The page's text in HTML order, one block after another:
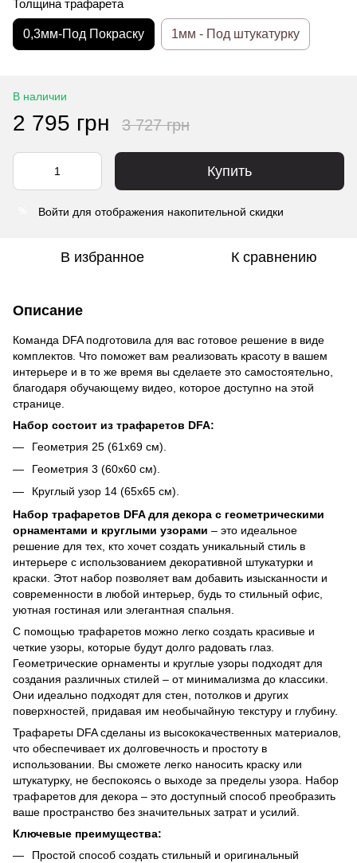
Толщина трафарета
0,3мм-Под Покраску 1мм - Под штукатурку
В наличии
2 795 грн 3 727 грн
Купить
Войти для отображения накопительной скидки
В избранное К сравнению
Описание
Команда DFA подготовила для вас готовое решение в виде
комплектов. Что поможет вам реализовать красоту в вашем
интерьере и в то же время вы сделаете это самостоятельно,
благодаря обучающему видео, которое доступно на этой
странице.
Набор состоит из трафаретов DFA:
Геометрия 25 (61x69 см).
Геометрия 3 (60x60 см).
Круглый узор 14 (65x65 см).
Набор трафаретов DFA для декора с геометрическими
орнаментами и круглыми узорами – это идеальное
решение для тех, кто хочет создать уникальный стиль в
интерьере с использованием декоративной штукатурки и
краски. Этот набор позволяет вам добавить изысканности и
современности в любой интерьер, будь то стильный офис,
уютная гостиная или элегантная спальня.
С помощью трафаретов можно легко создать красивые и
четкие узоры, которые будут долго радовать глаз.
Геометрические орнаменты и круглые узоры подходят для
создания различных стилей – от минимализма до классики.
Они идеально подходят для стен, потолков и других
поверхностей, придавая им необычайную текстуру и глубину.
Трафареты DFA сделаны из высококачественных материалов,
что обеспечивает их долговечность и простоту в
использовании. Вы сможете легко наносить краску или
штукатурку, не беспокоясь о выходе за пределы узора. Набор
трафаретов для декора – это доступный способ преобразить
ваше пространство без значительных затрат и усилий.
Ключевые преимущества:
Простой способ создать стильный и оригинальный